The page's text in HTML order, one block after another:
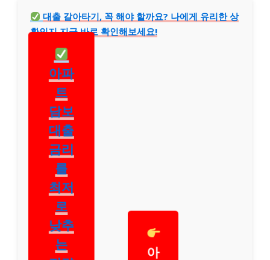
대출 갈아타기, 꼭 해야 할까요? 나에게 유리한 상
황인지 지금 바로 확인해보세요!
아파
트
담보
대출
금리
를
최저
로
낮추
는 아